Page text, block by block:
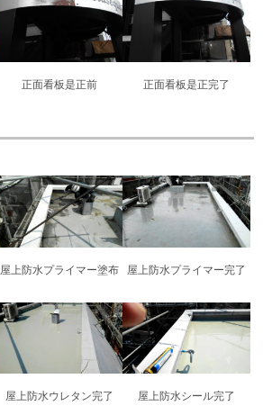
正面看板是正前 正面看板是正完了
屋上防水プライマー塗布 屋上防水プライマー完了
屋上防水ウレタン完了 屋上防水シール完了